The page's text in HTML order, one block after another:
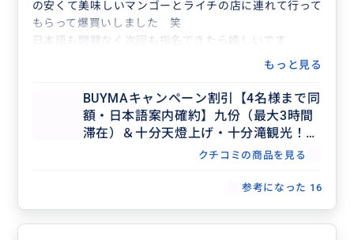
の安くて美味しいマンゴーとライチの店に連れて行って
もらって爆買いしました 笑
日本語も問題なく次回も指名できたら嬉しいです
もっと見る
BUYMAキャンペーン割引【4名様まで同
額・日本語案内確約】九份（最大3時間
滞在）＆十分天燈上げ・十分滝観光！セ
ダンで行く貸切7時間ツアー（士林夜
クチコミの商品を見る
参考になった 16